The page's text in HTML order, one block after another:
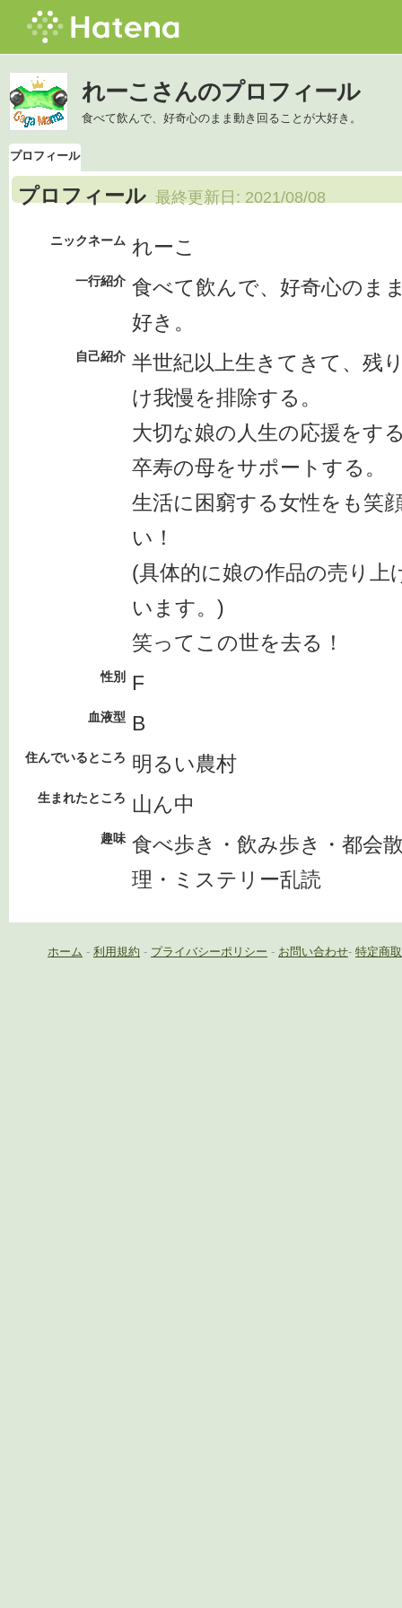
れーこさんのプロフィール
食べて飲んで、好奇心のまま動き回ることが大好き。
プロフィール
プロフィール 最終更新日: 2021/08/08
ニックネーム れーこ
一行紹介 食べて飲んで、好奇心のま
好き。
自己紹介 半世紀以上生きてきて、残
け我慢を排除する。
大切な娘の人生の応援をす
卒寿の母をサポートする。
生活に困窮する女性をも笑
い！
(具体的に娘の作品の売り上
います。)
笑ってこの世を去る！
性別 F
血液型 B
住んでいるところ 明るい農村
生まれたところ 山ん中
趣味 食べ歩き・飲み歩き・都会
理・ミステリー乱読
ホーム - 利用規約 - プライバシーポリシー - お問い合わせ- 特定商